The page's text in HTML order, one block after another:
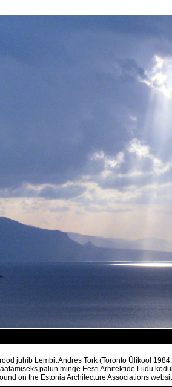
juhib Lembit Andres Tork (Toronto Ülikool
palun minge Eesti Arhitektide Liidu
on the Estonia Architecture Associations